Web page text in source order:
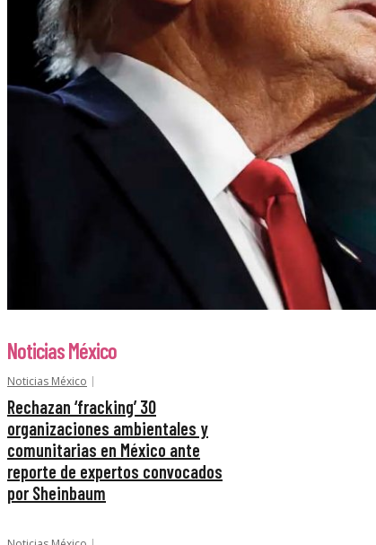
Noticias México
Noticias México
Rechazan ‘fracking’ 30
organizaciones ambientales y
comunitarias en México ante
reporte de expertos convocados
por Sheinbaum